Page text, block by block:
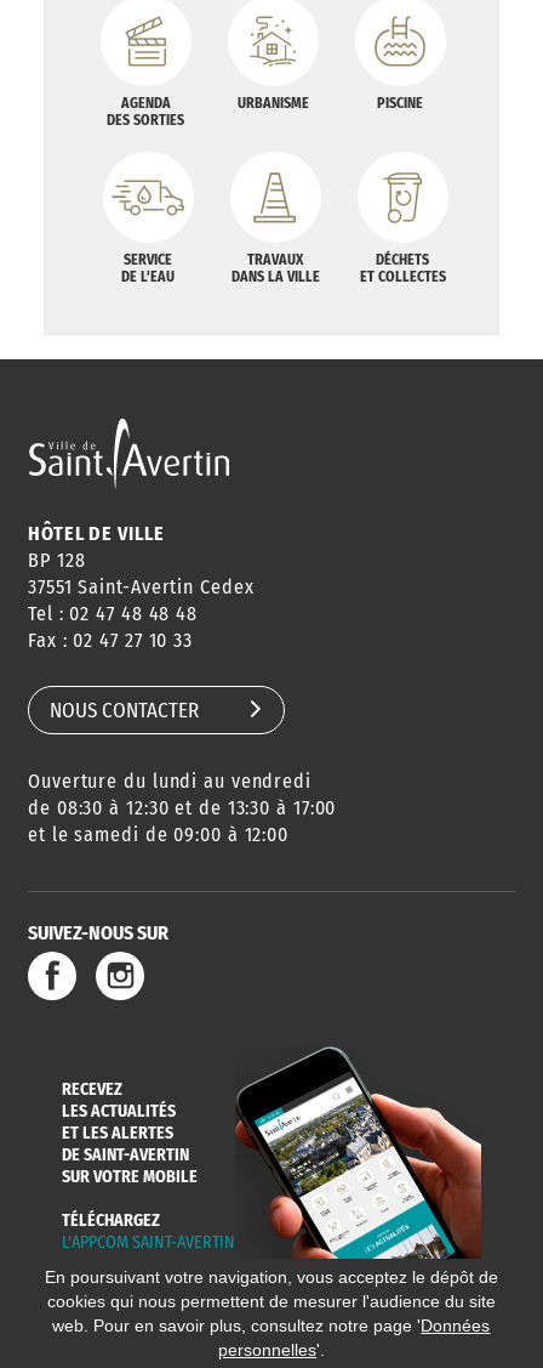
AGENDA
DES SORTIES
URBANISME PISCINE
SERVICE
DE L'EAU
TRAVAUX
DANS LA VILLE
DÉCHETS
ET COLLECTES
HÔTEL DE VILLE
BP 128
37551 Saint-Avertin Cedex
Tel : 02 47 48 48 48
Fax : 02 47 27 10 33
NOUS CONTACTER
Ouverture du lundi au vendredi
de 08:30 à 12:30 et de 13:30 à 17:00
et le samedi de 09:00 à 12:00
SUIVEZ-NOUS SUR
RECEVEZ
LES ACTUALITÉS
ET LES ALERTES
DE SAINT-AVERTIN
SUR VOTRE MOBILE
TÉLÉCHARGEZ
L'APPCOM SAINT-AVERTIN
En poursuivant votre navigation, vous acceptez le dépôt de
cookies qui nous permettent de mesurer l'audience du site
web. Pour en savoir plus, consultez notre page 'Données
personnelles'.